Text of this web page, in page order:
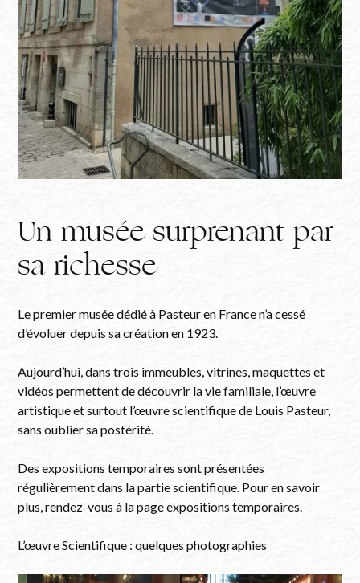
Un musée surprenant par
sa richesse
Le premier musée dédié à Pasteur en France n’a cessé
d’évoluer depuis sa création en 1923.
Aujourd’hui, dans trois immeubles, vitrines, maquettes et
vidéos permettent de découvrir la vie familiale, l’œuvre
artistique et surtout l’œuvre scientifique de Louis Pasteur,
sans oublier sa postérité.
Des expositions temporaires sont présentées
régulièrement dans la partie scientifique. Pour en savoir
plus, rendez-vous à la page expositions temporaires.
L’œuvre Scientifique : quelques photographies